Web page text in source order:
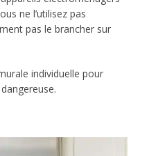
ne l’utilisez pas
pas le brancher sur
individuelle pour